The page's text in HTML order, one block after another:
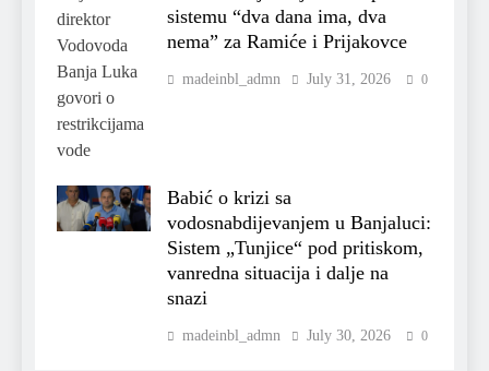
sistemu “dva dana ima, dva
nema” za Ramiće i Prijakovce
madeinbl_admn July 31, 2026 0
Babić o krizi sa
vodosnabdijevanjem u Banjaluci:
Sistem „Tunjice“ pod pritiskom,
vanredna situacija i dalje na
snazi
madeinbl_admn July 30, 2026 0